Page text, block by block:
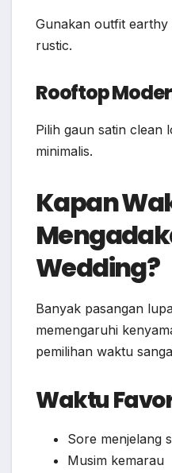
Gunakan outfit
rustic.
Rooftop
Pilih gaun satin clean
minimalis.
Kapan
Wedding?
Banyak pasangan
memengaruhi
pemilihan waktu
Waktu
Sore menjelang
Musim kemarau